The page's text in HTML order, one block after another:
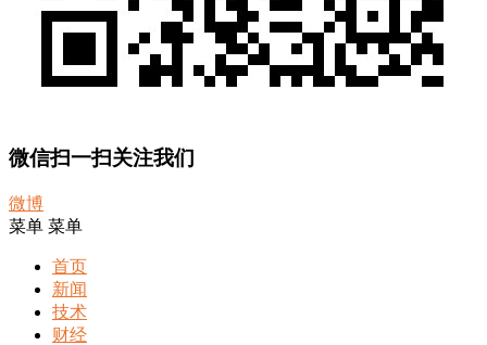
微信扫一扫关注我们
微博
菜单 菜单
首页
新闻
技术
财经